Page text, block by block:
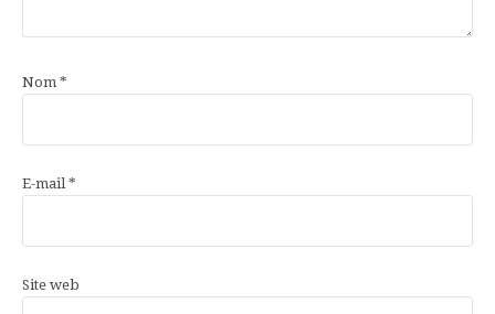
Nom *
E-mail*
Site web